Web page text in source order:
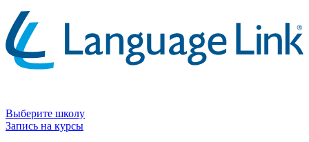
Выберите школу
Запись на курсы